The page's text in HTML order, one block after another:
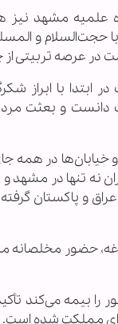
مشهد نیز
با حجت‌السلام و
در عرصه تربیتی
ابتدا با
دانست و بعثت
در همه
نه تنها در
عراق و پاکستان
حضور مخلصانه
را بیمه می‌کند
مملکت شده است.